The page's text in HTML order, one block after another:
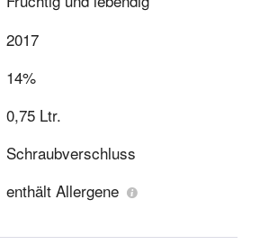
2017
14%
0,75 Ltr.
Schraubverschluss
enthält Allergene